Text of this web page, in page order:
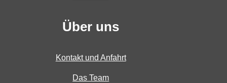
Über uns
Kontakt und Anfahrt
Das Team